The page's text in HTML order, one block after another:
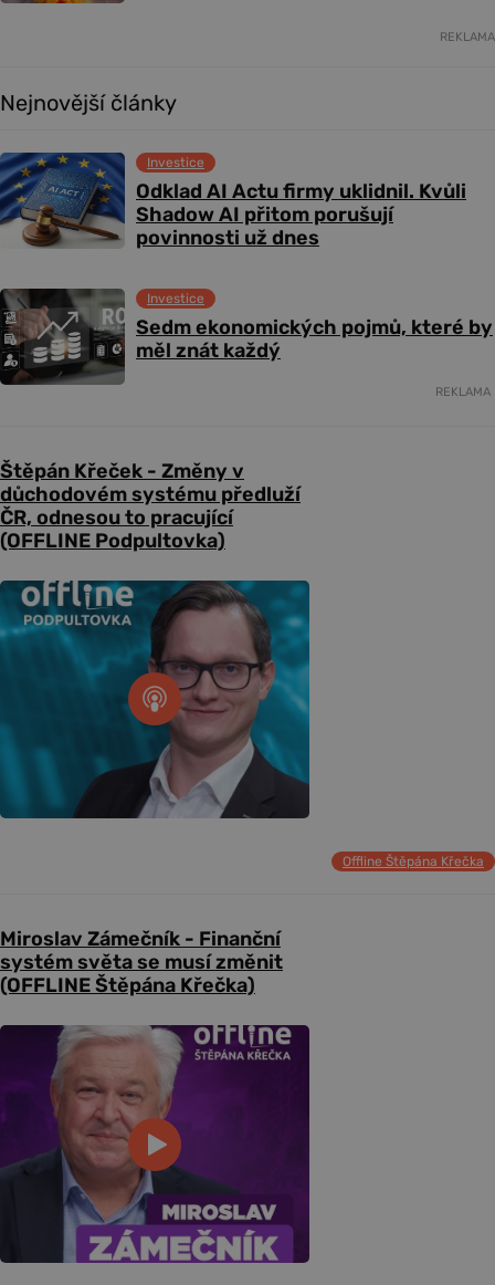
REKLAMA
Nejnovější články
Odklad AI Actu firmy uklidnil. Kvůli
Shadow AI přitom porušují
povinnosti už dnes
Investice
Sedm ekonomických pojmů, které by
měl znát každý
Investice
REKLAMA
Štěpán Křeček - Změny v
důchodovém systému předluží
ČR, odnesou to pracující
(OFFLINE Podpultovka)
Offline Štěpána Křečka
Miroslav Zámečník - Finanční
systém světa se musí změnit
(OFFLINE Štěpána Křečka)